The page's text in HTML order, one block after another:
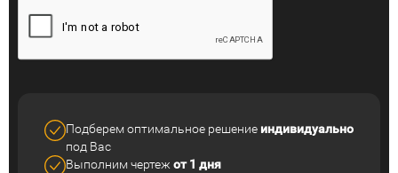
Подберем оптимальное решение индивидуально
под Вас
Выполним чертежот 1 дня